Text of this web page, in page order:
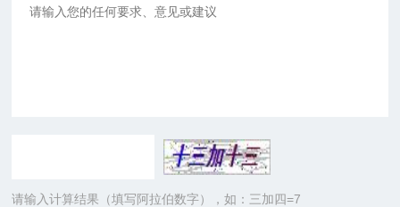
请输入计算结果（填写阿拉伯数字），如：三加四=7